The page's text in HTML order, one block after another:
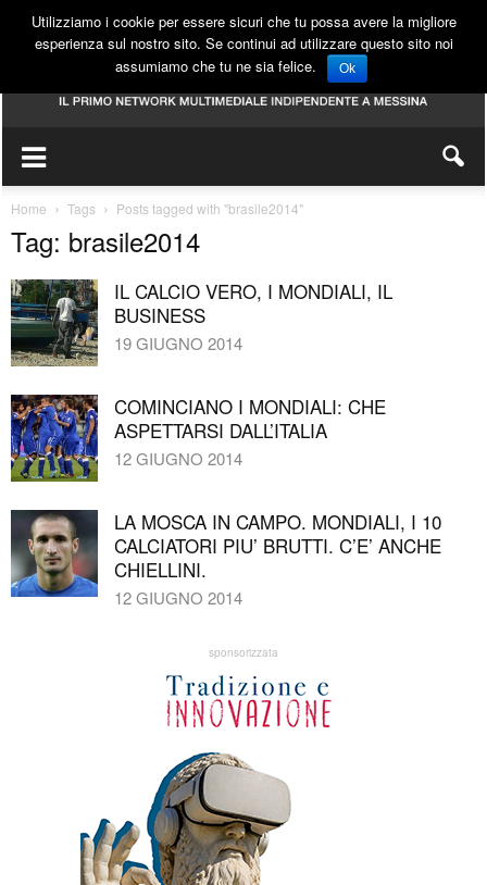
Home Tags Posts tagged with "brasile2014"
Tag: brasile2014
IL CALCIO VERO, I MONDIALI, IL
BUSINESS
19 GIUGNO 2014
COMINCIANO I MONDIALI: CHE
ASPETTARSI DALL’ITALIA
12 GIUGNO 2014
LA MOSCA IN CAMPO. MONDIALI, I 10
CALCIATORI PIU’ BRUTTI. C’E’ ANCHE
CHIELLINI.
12 GIUGNO 2014
sponsorizzata
Utilizziamo i cookie per essere sicuri che tu possa avere la migliore
esperienza sul nostro sito. Se continui ad utilizzare questo sito noi
assumiamo che tu ne sia felice.
Ok